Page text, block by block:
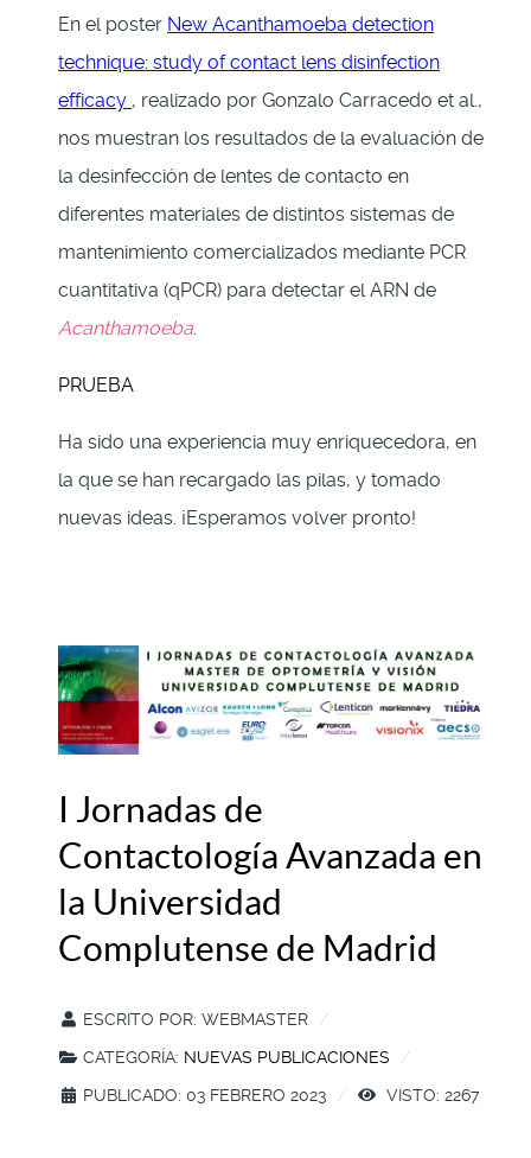
En el poster New Acanthamoeba detection
technique: study of contact lens disinfection
efficacy , realizado por Gonzalo Carracedo et al.,
nos muestran los resultados de la evaluación de
la desinfección de lentes de contacto en
diferentes materiales de distintos sistemas de
mantenimiento comercializados mediante PCR
cuantitativa (qPCR) para detectar el ARN de
Acanthamoeba.
PRUEBA
Ha sido una experiencia muy enriquecedora, en
la que se han recargado las pilas, y tomado
nuevas ideas. ¡Esperamos volver pronto!
I Jornadas de
Contactología Avanzada en
la Universidad
Complutense de Madrid
ESCRITO POR: WEBMASTER
CATEGORÍA: NUEVAS PUBLICACIONES
PUBLICADO: 03 FEBRERO 2023
VISTO: 2267